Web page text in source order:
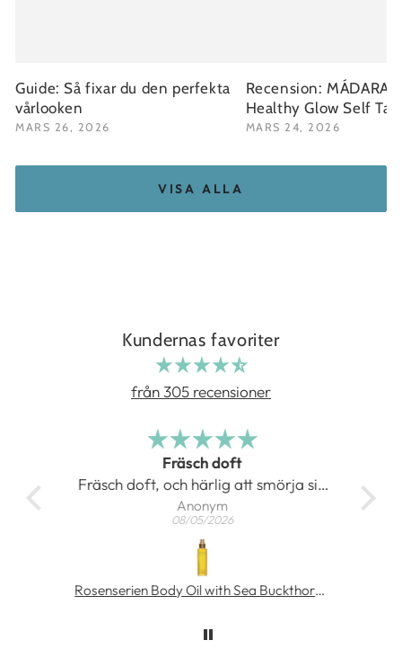
Guide: Så fixar du den perfekta
vårlooken
MARS 26, 2026
Recension: MÁDARA
Healthy Glow Self
MARS 24, 2026
VISA ALLA
Kundernas favoriter
från 305 recensioner
Fräsch doft
Fräsch doft, och härlig att smörja sig
med
Gör kroppen len och skön
Anonym
08/05/2026
Rosenserien Body Oil with Sea Buckthorn 100 ml